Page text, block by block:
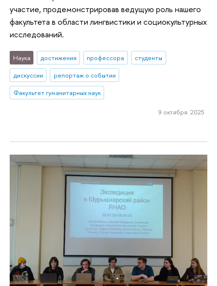
участие, продемонстрировав ведущую роль нашего
факультета в области лингвистики и социокультурных
исследований.
Наука достижения профессора
студенты
дискуссии
репортаж о событии
Факультет гуманитарных наук
9 октября 2025